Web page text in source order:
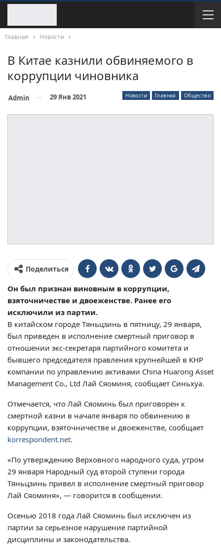
Главная Новости
В Китае казнили обвиняемого в
коррупции чиновника
Новости Главная Общество
Admin 29 Янв 2021
Поделиться
Он был признан виновным в коррупции,
взяточничестве и двоеженстве. Ранее его
исключили из партии.
В китайском городе Тяньцзинь в пятницу, 29 января,
был приведен в исполнение смертный приговор в
отношении экс-секретаря партийного комитета и
бывшего председателя правления крупнейшей в КНР
компании по управлению активами China Huarong Asset
Management Co., Ltd Лай Сяоминя, сообщает Синьхуа.
Отмечается, что Лай Сяоминь был приговорен к
смертной казни в начале января по обвинению в
коррупции, взяточничестве и двоеженстве, сообщает
korrespondent.net.
«По утверждению Верховного народного суда, утром
29 января Народный суд второй ступени города
Тяньцзинь привел в исполнение смертный приговор
Лай Сяоминя», — говорится в сообщении.
Осенью 2018 года Лай Сяоминь был исключен из
партии за серьезное нарушение партийной
дисциплины и законодательства.